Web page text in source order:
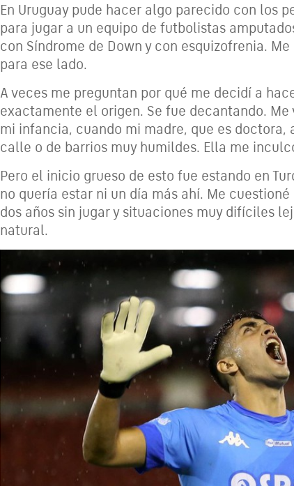
En Uruguay pude hacer algo parecido con los
para jugar a un equipo de futbolistas
con Síndrome de Down y con esquizofrenia.
para ese lado.
A veces me preguntan por qué me decidí a
exactamente el origen. Se fue decantando.
mi infancia, cuando mi madre, que es doctora,
calle o de barrios muy humildes. Ella me
Pero el inicio grueso de esto fue estando en
no quería estar ni un día más ahí. Me
dos años sin jugar y situaciones muy difíciles
natural.